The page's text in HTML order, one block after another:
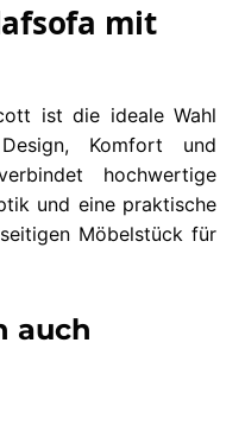
mit
ist die ideale Wahl
Komfort und
hochwertige
und eine praktische
Möbelstück für
auch